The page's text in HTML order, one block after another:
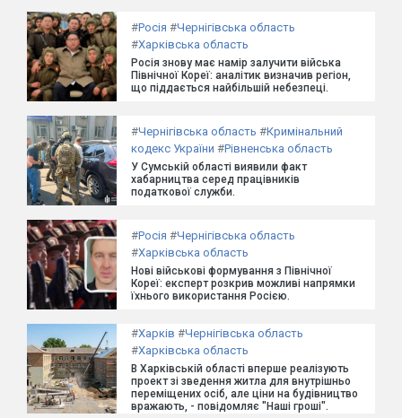
#Росія #Чернігівська область
#Харківська область
Росія знову має намір залучити війська
Північної Кореї: аналітик визначив регіон,
що піддається найбільшій небезпеці.
#Чернігівська область #Кримінальний
кодекс України #Рівненська область
У Сумській області виявили факт
хабарництва серед працівників
податкової служби.
#Росія #Чернігівська область
#Харківська область
Нові військові формування з Північної
Кореї: експерт розкрив можливі напрямки
їхнього використання Росією.
#Харків #Чернігівська область
#Харківська область
В Харківській області вперше реалізують
проект зі зведення житла для внутрішньо
переміщених осіб, але ціни на будівництво
вражають, - повідомляє "Наші гроші".